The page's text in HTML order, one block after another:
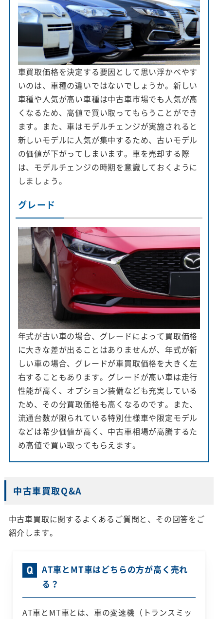
車買取価格を決定する要因として思い浮かべやす
いのは、車種の違いではないでしょうか。新しい
車種や人気が高い車種は中古車市場でも人気が高
くなるため、高値で買い取ってもらうことができ
ます。また、車はモデルチェンジが実施されると
新しいモデルに人気が集中するため、古いモデル
の価値が下がってしまいます。車を売却する際
は、モデルチェンジの時期を意識しておくように
しましょう。
グレード
年式が古い車の場合、グレードによって買取価格
に大きな差が出ることはありませんが、年式が新
しい車の場合、グレードが車買取価格を大きく左
右することもあります。グレードが高い車は走行
性能が高く、オプション装備なども充実している
ため、その分買取価格も高くなるのです。また、
流通台数が限られている特別仕様車や限定モデル
などは希少価値が高く、中古車相場が高騰するた
め高値で買い取ってもらえます。
中古車買取Q&A
中古車買取に関するよくあるご質問と、その回答をご
紹介します。
AT車とMT車はどちらの方が高く売れ
る？
AT車とMT車とは、車の変速機（トランスミッ